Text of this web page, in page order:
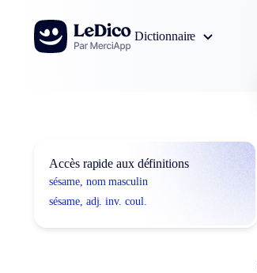
Aller au contenu
Dictionnaire
Accès rapide aux définitions
sésame, nom masculin
sésame, adj. inv. coul.